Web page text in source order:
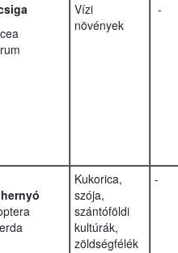
Vízi
növények
-
Kukorica,
szója,
szántóföldi
kultúrák,
zöldségfélék
-